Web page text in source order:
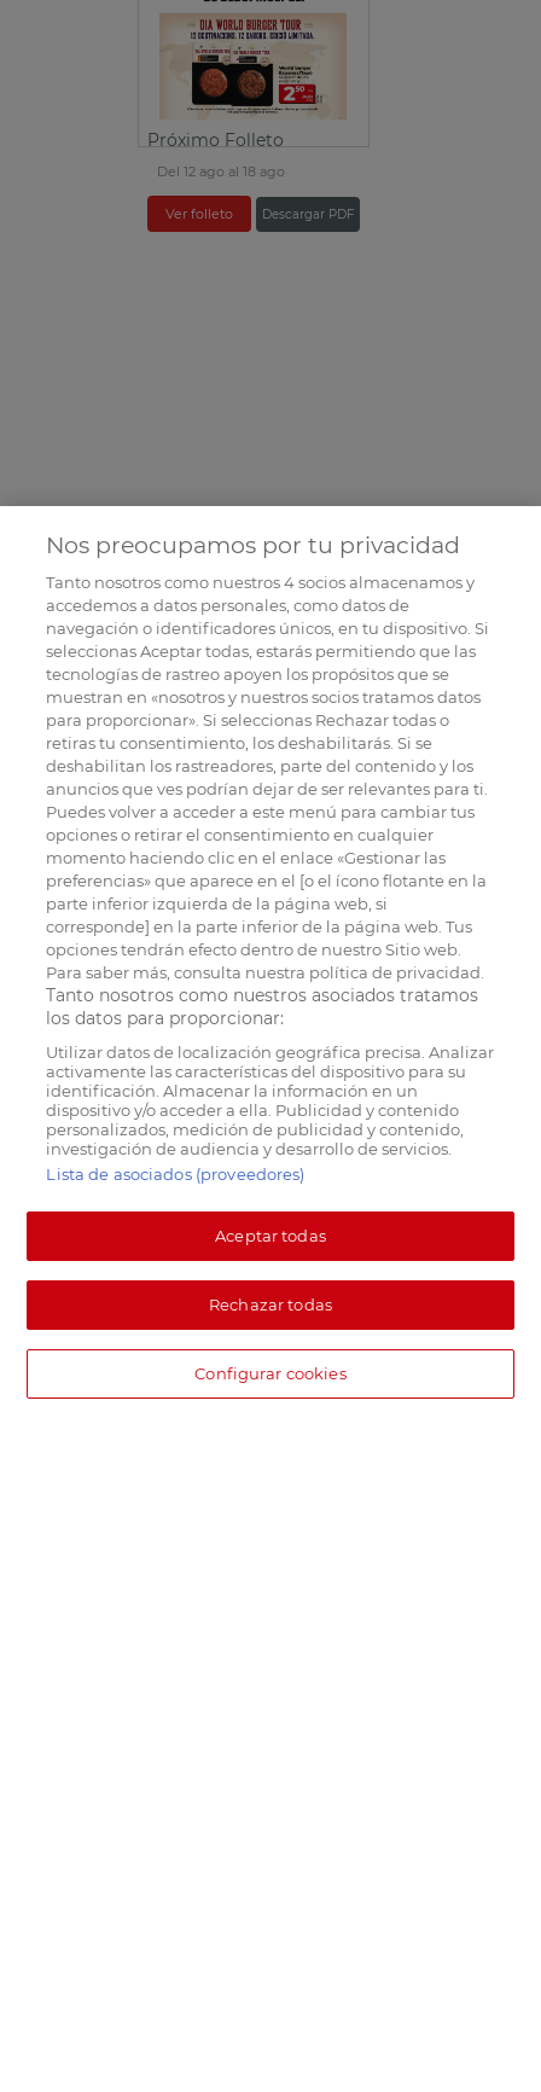
Próximo Folleto
Del 12 ago al 18 ago
Ver folleto Descargar PDF
Nos preocupamos por tu privacidad
Tanto nosotros como nuestros4socios almacenamos y
accedemos a datos personales, como datos de
navegación o identificadores únicos, en tu dispositivo. Si
seleccionas Aceptar todas, estarás permitiendo que las
tecnologías de rastreo apoyen los propósitos que se
muestran en «nosotros y nuestros socios tratamos datos
para proporcionar». Si seleccionas Rechazar todas o
retiras tu consentimiento, los deshabilitarás. Si se
deshabilitan los rastreadores, parte del contenido y los
anuncios que ves podrían dejar de ser relevantes para ti.
Puedes volver a acceder a este menú para cambiar tus
opciones o retirar el consentimiento en cualquier
momento haciendo clic en el enlace «Gestionar las
preferencias» que aparece en el [o el ícono flotante en la
parte inferior izquierda de la página web, si
corresponde] en la parte inferior de la página web. Tus
opciones tendrán efecto dentro de nuestro Sitio web.
Para saber más, consulta nuestra política de privacidad.
Tanto nosotros como nuestros asociados tratamos
los datos para proporcionar:
Utilizar datos de localización geográfica precisa. Analizar
activamente las características del dispositivo para su
identificación. Almacenar la información en un
dispositivo y/o acceder a ella. Publicidad y contenido
personalizados, medición de publicidad y contenido,
investigación de audiencia y desarrollo de servicios.
Lista de asociados (proveedores)
Aceptar todas
Rechazar todas
Configurar cookies